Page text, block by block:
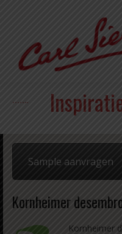
Sample aanvragen
Kornheimer
Kornheimer